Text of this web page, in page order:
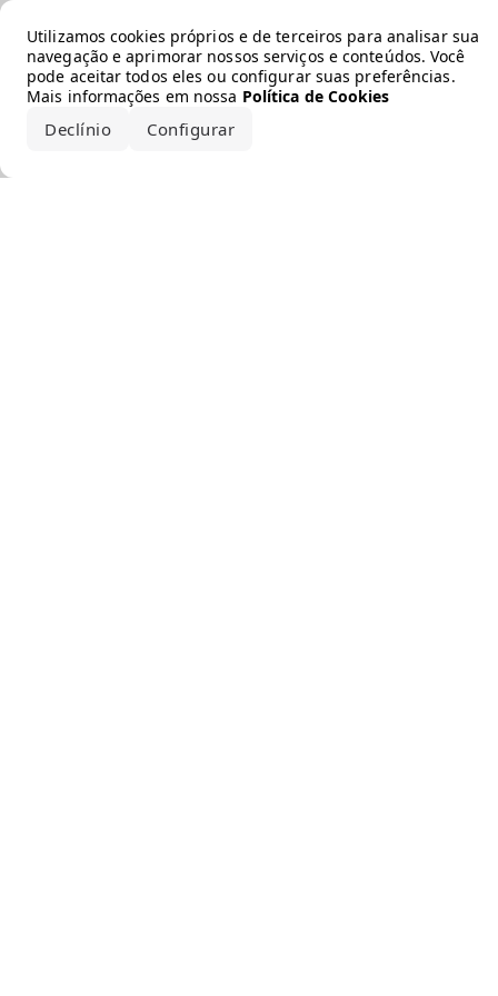
Utilizamos cookies próprios e de terceiros para analisar sua
navegação e aprimorar nossos serviços e conteúdos. Você
pode aceitar todos eles ou configurar suas preferências.
Mais informações em nossa Política de Cookies
Declínio Configurar
Error loading the brand